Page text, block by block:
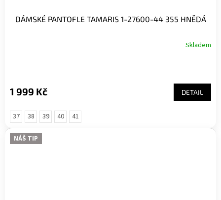
DÁMSKÉ PANTOFLE TAMARIS 1-27600-44 355 HNĚDÁ
Skladem
1 999 Kč DETAIL
37 38 39 40 41
NÁŠ TIP